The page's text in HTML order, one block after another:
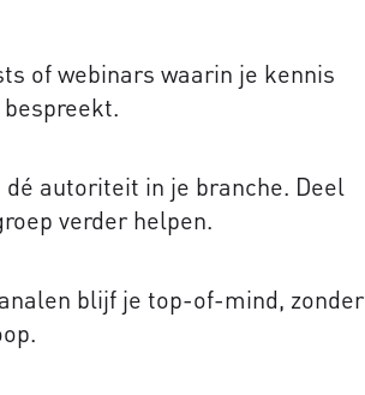
of webinars waarin je kennis
autoriteit in je branche. Deel
verder helpen.
blijf je top-of-mind, zonder